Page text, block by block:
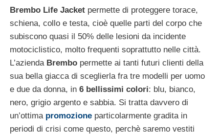
Brembo Life Jacket permette di proteggere torace,
schiena, collo e testa, cioè quelle parti del corpo che
subiscono quasi il 50% delle lesioni da incidente
motociclistico, molto frequenti soprattutto nelle città.
L’azienda Brembo permette ai tanti futuri clienti della
sua bella giacca di sceglierla fra tre modelli per uomo
e due da donna, in 6 bellissimi colori: blu, bianco,
nero, grigio argento e sabbia. Si tratta davvero di
un’ottima promozione particolarmente gradita in
periodi di crisi come questo, perchè saremo vestiti